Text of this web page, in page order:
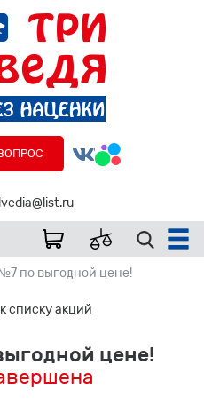
по выгодной цене!
списку акций
цене!